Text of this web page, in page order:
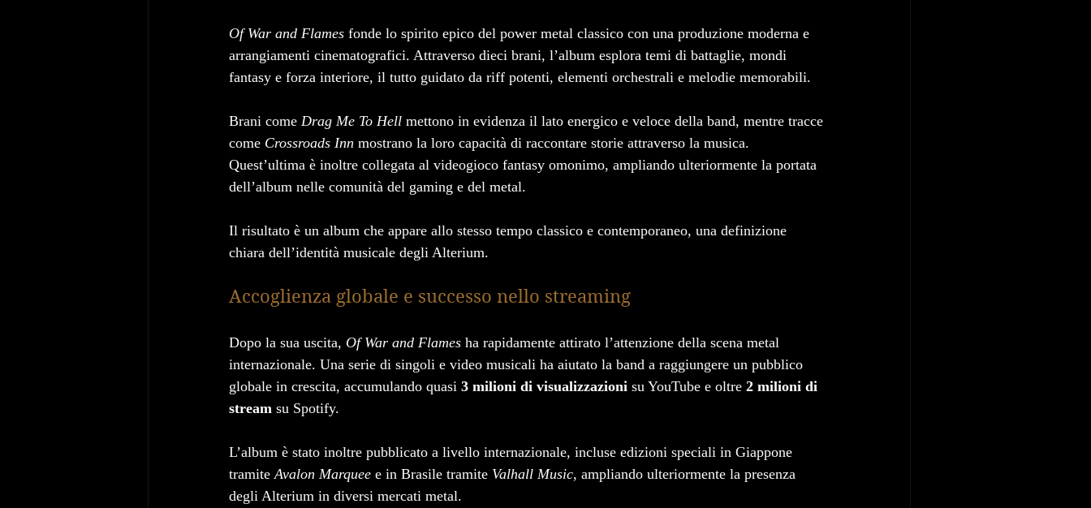
Of War and Flames fonde lo spirito epico del power metal classico con una produzione moderna e
arrangiamenti cinematografici. Attraverso dieci brani, l’album esplora temi di battaglie, mondi
fantasy e forza interiore, il tutto guidato da riff potenti, elementi orchestrali e melodie memorabili.
Brani come Drag Me To Hell mettono in evidenza il lato energico e veloce della band, mentre tracce
come Crossroads Inn mostrano la loro capacità di raccontare storie attraverso la musica.
Quest’ultima è inoltre collegata al videogioco fantasy omonimo, ampliando ulteriormente la portata
dell’album nelle comunità del gaming e del metal.
Il risultato è un album che appare allo stesso tempo classico e contemporaneo, una definizione
chiara dell’identità musicale degli Alterium.
Accoglienza globale e successo nello streaming
Dopo la sua uscita, Of War and Flames ha rapidamente attirato l’attenzione della scena metal
internazionale. Una serie di singoli e video musicali ha aiutato la band a raggiungere un pubblico
globale in crescita, accumulando quasi 3 milioni di visualizzazioni su YouTube e oltre 2 milioni di
stream su Spotify.
L’album è stato inoltre pubblicato a livello internazionale, incluse edizioni speciali in Giappone
tramite Avalon Marquee e in Brasile tramite Valhall Music, ampliando ulteriormente la presenza
degli Alterium in diversi mercati metal.